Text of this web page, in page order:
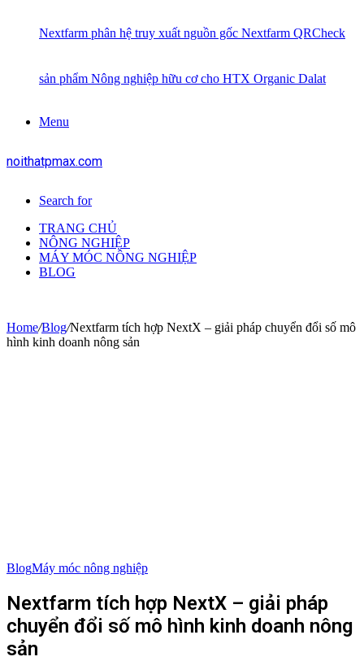
Nextfarm phân hệ truy xuất nguồn gốc Nextfarm QRCheck
sản phẩm Nông nghiệp hữu cơ cho HTX Organic Dalat
Menu
noithatpmax.com
Search for
TRANG CHỦ
NÔNG NGHIỆP
MÁY MÓC NÔNG NGHIỆP
BLOG
Home/Blog/Nextfarm tích hợp NextX – giải pháp chuyển đổi số mô
hình kinh doanh nông sản
BlogMáy móc nông nghiệp
Nextfarm tích hợp NextX – giải pháp
chuyển đổi số mô hình kinh doanh nông
sản